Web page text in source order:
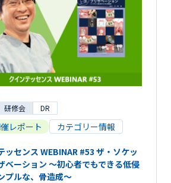
研修会 DR
レポート カテゴリー情報
ッセンス WEBINAR #53 ザ・ソケッ
ベーション 〜初心者でもできる低侵
プルな、骨造成〜